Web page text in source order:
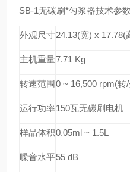
SB-1无碳刷*匀浆器技术参数
外观尺寸24.13(宽) x 17.78(
主机重量7.71 Kg
转速范围 0 ~ 16,500 rpm(转
运行功率150瓦无碳刷电机
样品体积0.05ml ~ 1.5L
噪音水平55 dB